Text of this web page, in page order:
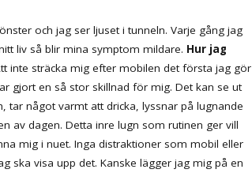
och jag ser ljuset i tunneln. Varje gång jag
liv så blir mina symptom mildare. Hur jag
inte sträcka mig efter mobilen det första jag gör
gjort en så stor skillnad för mig. Det kan se ut
tar något varmt att dricka, lyssnar på lugnande
av dagen. Detta inre lugn som rutinen ger vill
mig i nuet. Inga distraktioner som mobil eller
ska visa upp det. Kanske lägger jag mig på en